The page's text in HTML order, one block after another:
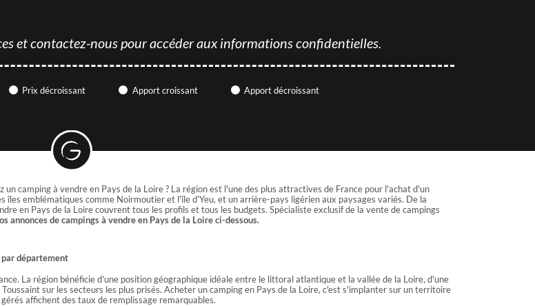
et contactez-nous pour accéder aux informations confidentielles.
Prix décroissant Apport croissant Apport décroissant
un camping à vendre en Pays de la Loire ? La région est l'une des plus attractives de France pour l'achat d'un
emblématiques comme Noirmoutier et l'île d'Yeu, et un arrière-pays ligérien aux paysages variés. De la
en Pays de la Loire couvrent tous les profils et tous les budgets. Spécialiste exclusif de la vente de campings
annonces de campings à vendre en Pays de la Loire ci-dessous.
département
La région bénéficie d'une position géographique idéale entre le littoral atlantique et la vallée de la Loire, d'une
sur les secteurs les plus prisés. Acheter un camping en Pays de la Loire, c'est s'implanter sur un territoire
affichent des taux de remplissage remarquables.